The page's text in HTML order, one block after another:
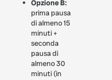
Opzione B:
prima pausa
di almeno 15
minuti +
seconda
pausa di
almeno 30
minuti (in